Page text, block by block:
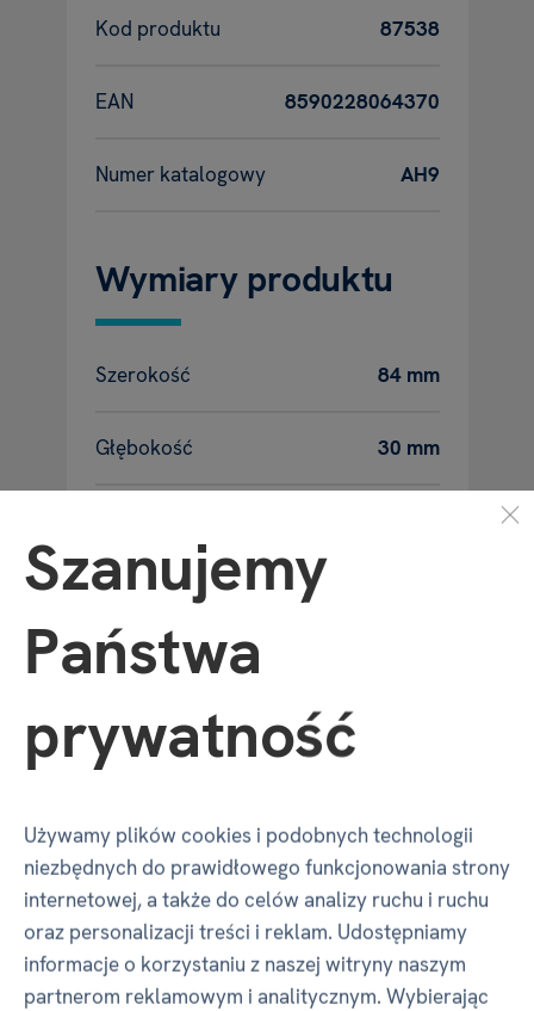
Kod produktu 87538
EAN 8590228064370
Numer katalogowy AH9
Wymiary produktu
Szerokość 84 mm
Głębokość 30 mm
Waga
Czy masz doświadczenie z tym towarem?
Napisz recenzję, aby pomóc innym wybrać.
Przejrzyj zasady
NAPISZ RECENZJĘ
Szanujemy
Państwa
prywatność
Używamy plików cookies i podobnych technologii
niezbędnych do prawidłowego funkcjonowania strony
internetowej, a także do celów analizy ruchu i ruchu
oraz personalizacji treści i reklam. Udostępniamy
informacje o korzystaniu z naszej witryny naszym
partnerom reklamowym i analitycznym. Wybierając